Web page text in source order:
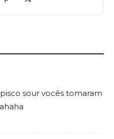
sour vocês tomaram